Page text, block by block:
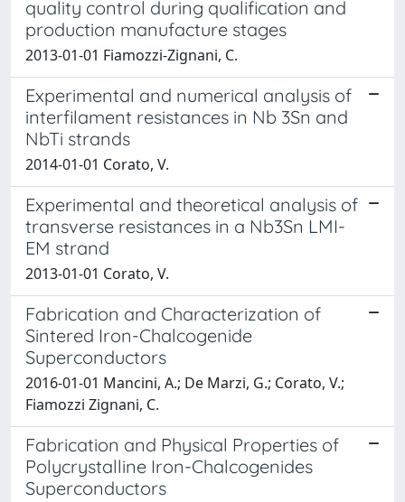
quality control during qualification and
production manufacture stages
2013-01-01 Fiamozzi-Zignani, C.
Experimental and numerical analysis of
interfilament resistances in Nb 3Sn and
NbTi strands
2014-01-01 Corato, V.
Experimental and theoretical analysis of
transverse resistances in a Nb3Sn LMI-
EM strand
2013-01-01 Corato, V.
Fabrication and Characterization of
Sintered Iron-Chalcogenide
Superconductors
2016-01-01 Mancini, A.; De Marzi, G.; Corato, V.;
Fiamozzi Zignani, C.
Fabrication and Physical Properties of
Polycrystalline Iron-Chalcogenides
Superconductors